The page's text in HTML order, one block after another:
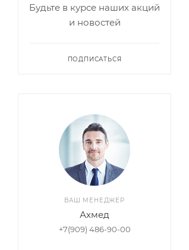
Будьте в курсе наших акций
и новостей
ПОДПИСАТЬСЯ
ВАШ МЕНЕДЖЕР
Ахмед
+7(909) 486-90-00